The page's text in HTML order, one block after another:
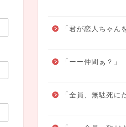
「君が恋人ちゃん
「ーー仲間ぁ？」
「全員、無駄死に